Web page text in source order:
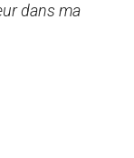
dans ma